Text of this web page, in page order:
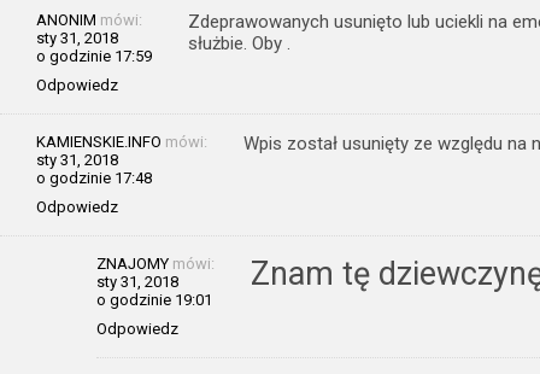
ANONIM mówi:
sty 31, 2018
o godzinie 17:59
Odpowiedz
Zdeprawowanych usunięto lub uciekli na
służbie. Oby .
KAMIENSKIE.INFO mówi:
sty 31, 2018
o godzinie 17:48
Odpowiedz
Wpis został usunięty ze względu na
ZNAJOMY mówi:
sty 31, 2018
o godzinie 19:01
Odpowiedz
Znam tę